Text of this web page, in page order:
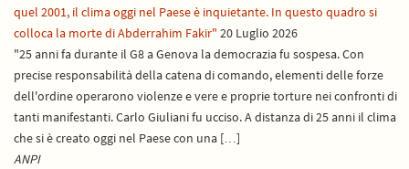
quel 2001, il clima oggi nel Paese è inquietante. In questo quadro si
colloca la morte di Abderrahim Fakir" 20 Luglio 2026
"25 anni fa durante il G8 a Genova la democrazia fu sospesa. Con
precise responsabilità della catena di comando, elementi delle forze
dell'ordine operarono violenze e vere e proprie torture nei confronti di
tanti manifestanti. Carlo Giuliani fu ucciso. A distanza di 25 anni il clima
che si è creato oggi nel Paese con una […]
ANPI